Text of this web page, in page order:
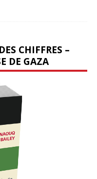
CHIFFRES –
DE GAZA